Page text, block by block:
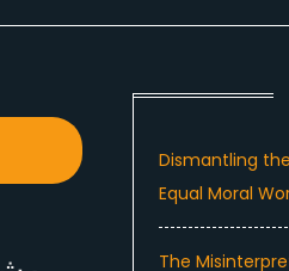
Dismantling
Equal Moral
The